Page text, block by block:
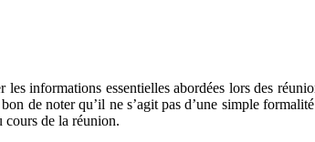
les informations essentielles abordées lors des
de noter qu’il ne s’agit pas d’une simple
cours de la réunion.